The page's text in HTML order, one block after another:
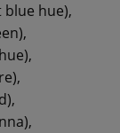
blue hue),